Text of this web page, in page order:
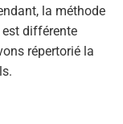
la méthode
différente
répertorié la